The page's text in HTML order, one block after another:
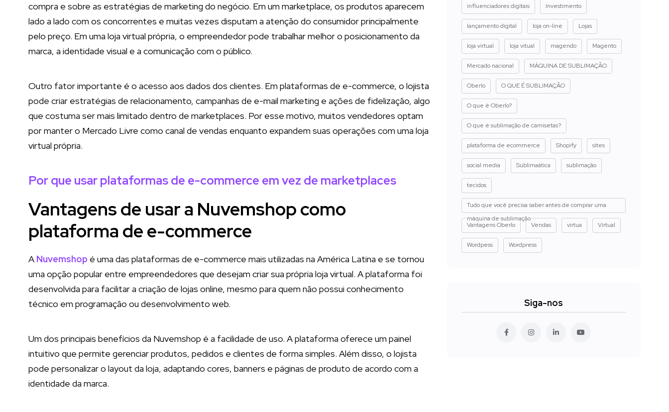
compra e sobre as estratégias de marketing do negócio. Em um marketplace, os produtos aparecem
lado a lado com os concorrentes e muitas vezes disputam a atenção do consumidor principalmente
pelo preço. Em uma loja virtual própria, o empreendedor pode trabalhar melhor o posicionamento da
marca, a identidade visual e a comunicação com o público.
Outro fator importante é o acesso aos dados dos clientes. Em plataformas de e-commerce, o lojista
pode criar estratégias de relacionamento, campanhas de e-mail marketing e ações de fidelização, algo
que costuma ser mais limitado dentro de marketplaces. Por esse motivo, muitos vendedores optam
por manter o Mercado Livre como canal de vendas enquanto expandem suas operações com uma loja
virtual própria.
Por que usar plataformas de e-commerce em vez de marketplaces
Vantagens de usar a Nuvemshop como
plataforma de e-commerce
A Nuvemshop é uma das plataformas de e-commerce mais utilizadas na América Latina e se tornou
uma opção popular entre empreendedores que desejam criar sua própria loja virtual. A plataforma foi
desenvolvida para facilitar a criação de lojas online, mesmo para quem não possui conhecimento
técnico em programação ou desenvolvimento web.
Um dos principais benefícios da Nuvemshop é a facilidade de uso. A plataforma oferece um painel
intuitivo que permite gerenciar produtos, pedidos e clientes de forma simples. Além disso, o lojista
pode personalizar o layout da loja, adaptando cores, banners e páginas de produto de acordo com a
identidade da marca.
influenciadores digitais Investimento
lançamento digital loja on-line Lojas
loja virtual loja vitual magendo Magento
Mercado nacional MÁQUINA DE SUBLIMAÇÃO
Oberlo O QUE É SUBLIMAÇÃO
O que é Oberlo?
O que é sublimação de camisetas?
plataforma de ecommerce Shopify sites
social media Sublimaática sublimação
tecidos
Tudo que você precisa saber antes de comprar uma
máquina de sublimação
Vantagens Oberlo
Vendas virtua Virtual
Wordpess Wordpress
Siga-nos